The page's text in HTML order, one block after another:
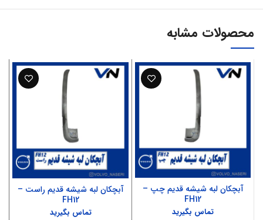
محصولات مشابه
آبچکان لبه شیشه قدیم چپ –
FH12
تماس بگیرید
آبچکان لبه شیشه قدیم راست –
FH12
تماس بگیرید